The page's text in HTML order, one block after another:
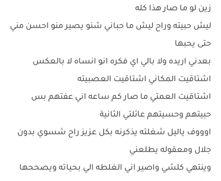
زين لو ما صار هذا كله
ليش حبيته وراح ليش ما حباني شنو يصير منو احسن مني
حتى يحبها
بعدني اريده ولا بالي اي فكره انو انساه لا بالعكس
اشتاقيت المكاني اشتاقيت العصبيته
اشتاقيت العمتي ما صار كم ساعه اني عفتهم بس
حبيتهم وحسيتهم عائلتي الثانية
اوووف ياليل شغلته يذكرنه بكل عزيز راح شسوي بدون
جلال ومعقوله يطلعني
وينتهي كلشي واصير اني الغلطه الي بحياته ويصححها